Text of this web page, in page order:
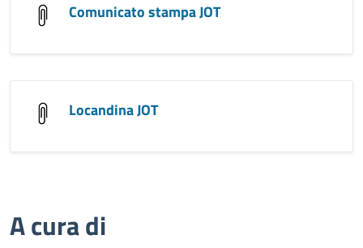
Comunicato stampa JOT
Locandina JOT
A cura di